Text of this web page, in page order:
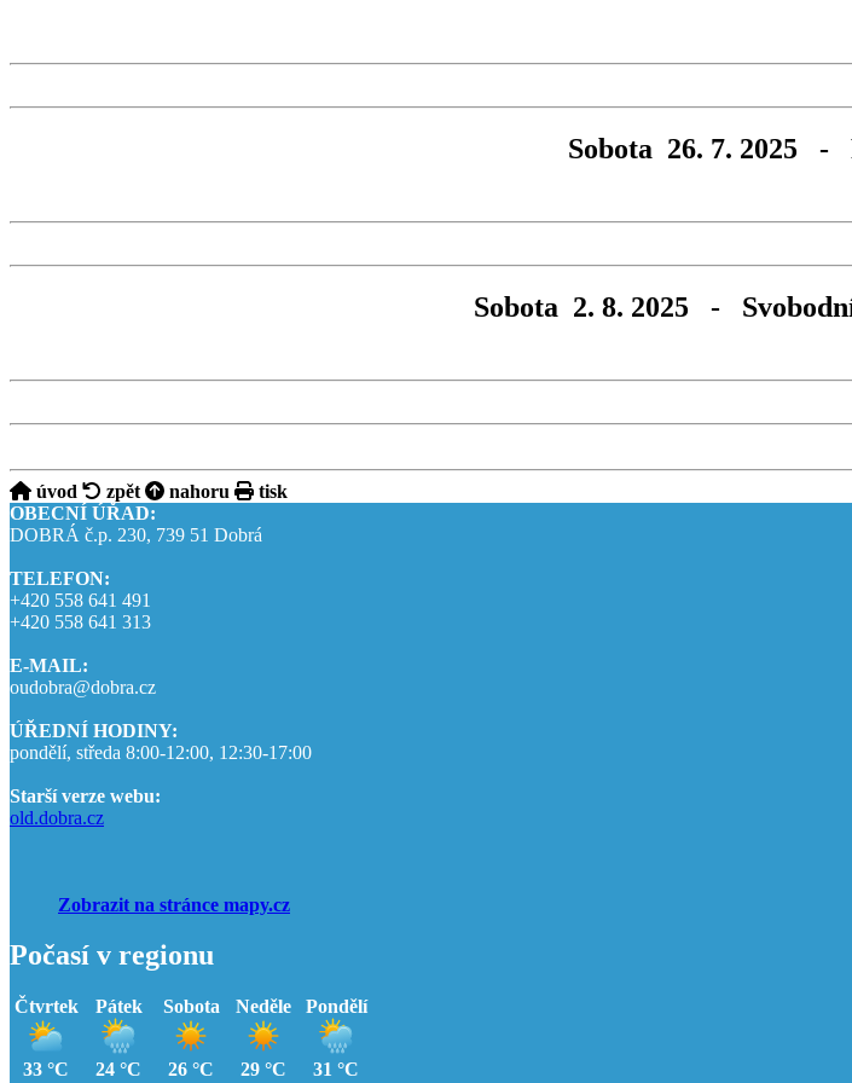
Sobota 26. 7. 2025 -
Sobota 2. 8. 2025 -
úvod zpět nahoru
tisk
OBECNÍ ÚŘAD:
DOBRÁ č.p. 230, 739 51 Dobrá
TELEFON:
+420 558 641 491
+420 558 641 313
E-MAIL:
oudobra@dobra.cz
ÚŘEDNÍ HODINY:
pondělí, středa 8:00-12:00, 12:30-17:00
Starší verze webu:
old.dobra.cz
Zobrazit na stránce mapy.cz
Počasí v regionu
Čtvrtek
33 °C
Pátek
24 °C
Sobota
26 °C
Neděle
29 °C
Pondělí
31 °C